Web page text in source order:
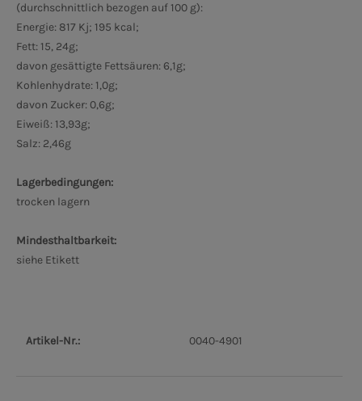
(durchschnittlich bezogen auf 100 g):
Energie: 817 Kj; 195 kcal;
Fett: 15, 24g;
davon gesättigte Fettsäuren: 6,1g;
Kohlenhydrate: 1,0g;
davon Zucker: 0,6g;
Eiweiß: 13,93g;
Salz: 2,46g
Lagerbedingungen:
trocken lagern
Mindesthaltbarkeit:
siehe Etikett
Artikel-Nr.: 0040-4901